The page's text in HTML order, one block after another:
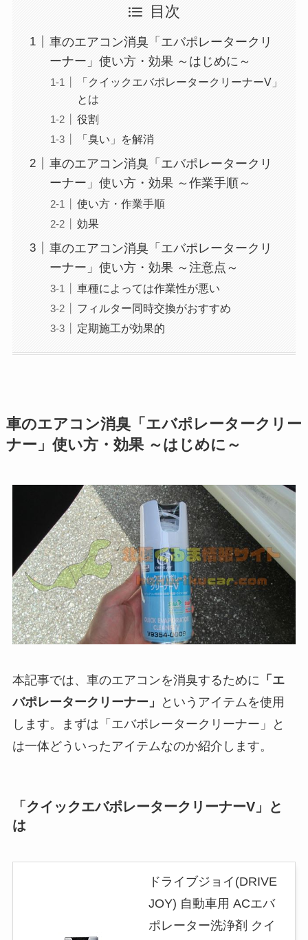
目次
車のエアコン消臭「エバポレータークリ
ーナー」使い方・効果 ～はじめに～
「クイックエバポレータークリーナーV」
とは
役割
「臭い」を解消
車のエアコン消臭「エバポレータークリ
ーナー」使い方・効果 ～作業手順～
使い方・作業手順
効果
車のエアコン消臭「エバポレータークリ
ーナー」使い方・効果 ～注意点～
車種によっては作業性が悪い
フィルター同時交換がおすすめ
定期施工が効果的
車のエアコン消臭「エバポレータークリー
ナー」使い方・効果 ～はじめに～
本記事では、車のエアコンを消臭するために 「エ
バポレータークリーナー」
というアイテムを使用
します。まずは「エバポレータークリーナー」と
は一体どういったアイテムなのか紹介します。
「クイックエバポレータークリーナーV」と
は
ドライブジョイ(DRIVE
JOY) 自動車用 ACエバ
ポレーター洗浄剤 クイ